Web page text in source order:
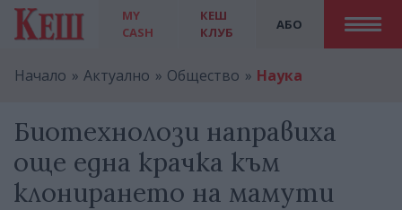
MY
CASH
АБО
КЕШ
КЛУБ
Начало Актуално Общество Наука
Биотехнолози направиха
още една крачка към
клонирането на мамути